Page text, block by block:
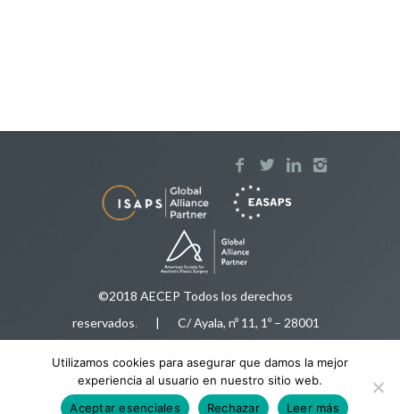
©2018 AECEP Todos los derechos
reservados. | C/ Ayala, nº 11, 1º – 28001
Tfnos:91 575 50 35/ 616 92 78 34|
aecep@aecep.es
Utilizamos cookies para asegurar que damos la mejor
experiencia al usuario en nuestro sitio web.
Aceptar esenciales
Rechazar Leer más